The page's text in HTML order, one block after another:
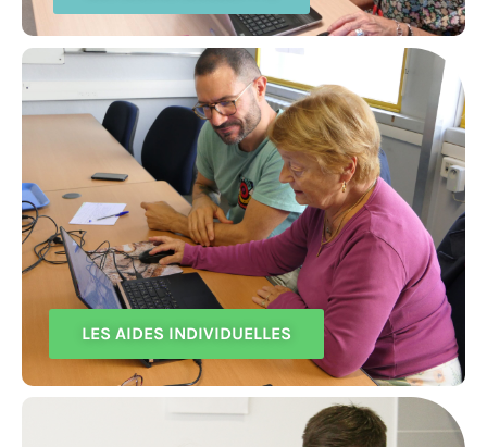
LES AIDES INDIVIDUELLES